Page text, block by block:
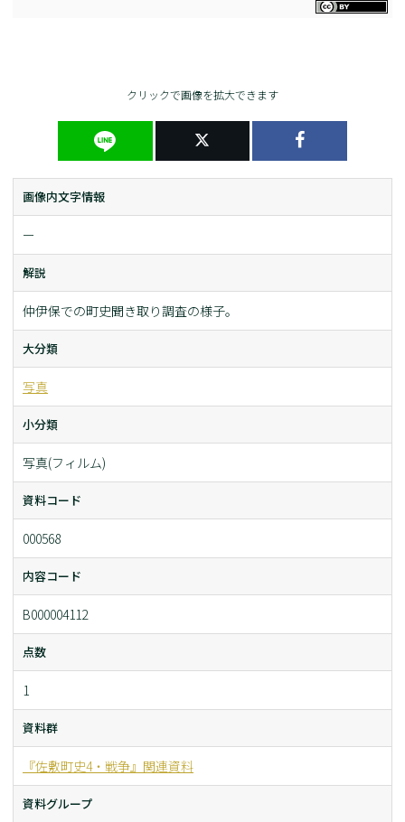
クリックで画像を拡大できます
画像内文字情報
ー
解説
仲伊保での町史聞き取り調査の様子。
大分類
写真
小分類
写真(フィルム)
資料コード
000568
内容コード
B000004112
点数
1
資料群
『佐敷町史4・戦争』関連資料
資料グループ